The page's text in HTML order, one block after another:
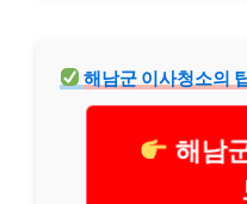
해남군 이사청소의
해남